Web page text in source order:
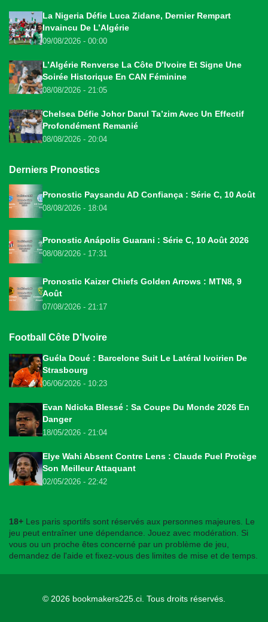
La Nigeria Défie Luca Zidane, Dernier Rempart
Invaincu De L’Algérie
09/08/2026 - 00:00
L’Algérie Renverse La Côte D’Ivoire Et Signe Une
Soirée Historique En CAN Féminine
08/08/2026 - 21:05
Chelsea Défie Johor Darul Ta’zim Avec Un Effectif
Profondément Remanié
08/08/2026 - 20:04
Derniers Pronostics
Pronostic Paysandu AD Confiança : Série C, 10 Août
08/08/2026 - 18:04
Pronostic Anápolis Guarani : Série C, 10 Août 2026
08/08/2026 - 17:31
Pronostic Kaizer Chiefs Golden Arrows : MTN8, 9
Août
07/08/2026 - 21:17
Football Côte D'Ivoire
Guéla Doué : Barcelone Suit Le Latéral Ivoirien De
Strasbourg
06/06/2026 - 10:23
Evan Ndicka Blessé : Sa Coupe Du Monde 2026 En
Danger
18/05/2026 - 21:04
Elye Wahi Absent Contre Lens : Claude Puel Protège
Son Meilleur Attaquant
02/05/2026 - 22:42
18+ Les paris sportifs sont réservés aux personnes majeures. Le
jeu peut entraîner une dépendance. Jouez avec modération. Si
vous ou un proche êtes concerné par un problème de jeu,
demandez de l'aide et fixez-vous des limites de mise et de temps.
© 2026 bookmakers225.ci . Tous droits réservés.